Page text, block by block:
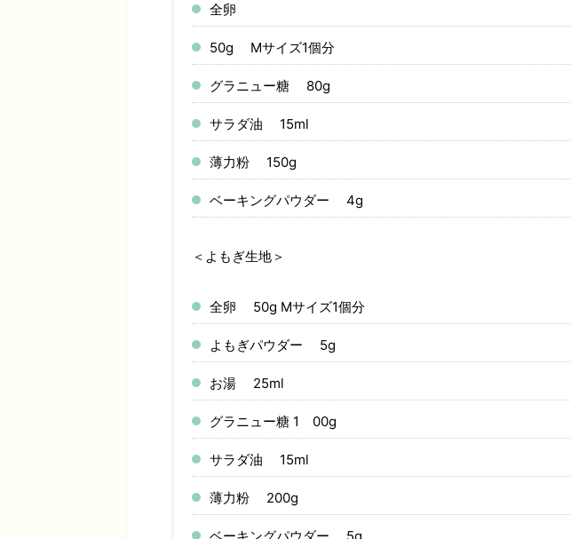
全卵
50g Mサイズ1個分
グラニュー糖 80g
サラダ油 15ml
薄力粉 150g
ベーキングパウダー 4g
＜よもぎ生地＞
全卵 50g Mサイズ1個分
よもぎパウダー 5g
お湯 25ml
グラニュー糖 1 00g
サラダ油 15ml
薄力粉 200g